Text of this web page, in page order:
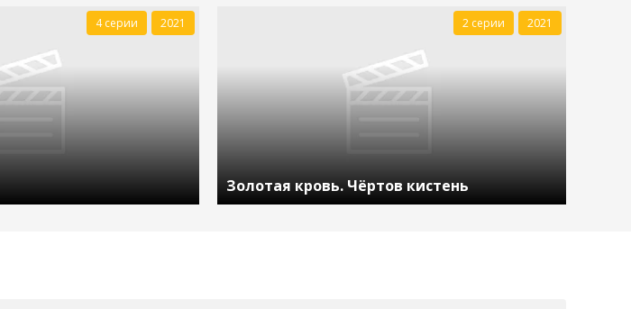
4 серии 2021
Золотая кровь. Чёртов кистень
2 серии 2021